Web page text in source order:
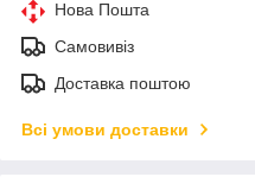
Нова Пошта
Самовивіз
Доставка поштою
Всі умови доставки